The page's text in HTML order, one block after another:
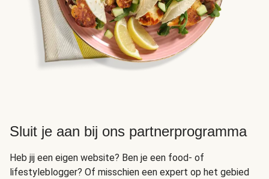
Sluit je aan bij ons partnerprogramma
Heb jij een eigen website? Ben je een food- of
lifestyleblogger? Of misschien een expert op het gebied